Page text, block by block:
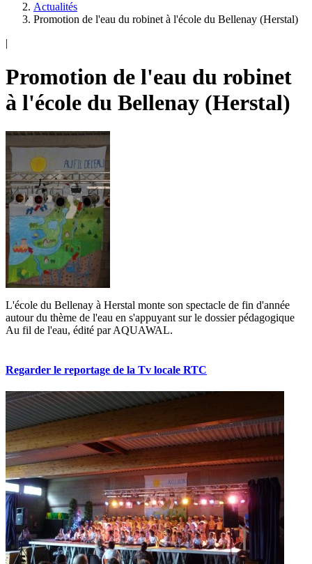
Actualités
Promotion de l'eau du robinet à l'école du Bellenay (Herstal)
|
Promotion de l'eau du robinet
à l'école du Bellenay (Herstal)
L'école du Bellenay à Herstal monte son spectacle de fin d'année
autour du thème de l'eau en s'appuyant sur le dossier pédagogique
Au fil de l'eau, édité par AQUAWAL.
Regarder le reportage de la Tv locale RTC